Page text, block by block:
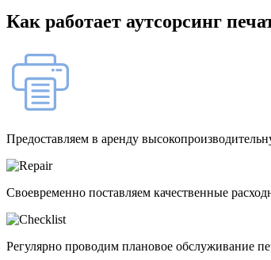
Как работает аутсорсинг
Предоставляем в аренду
Своевременно поставляем качественные
Регулярно проводим плановое обслуживание